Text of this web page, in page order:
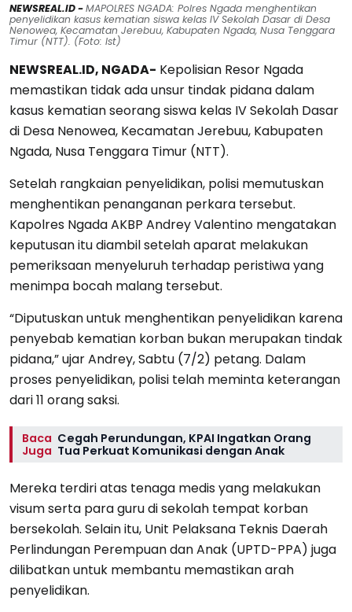
NEWSREAL.ID -MAPOLRES NGADA: Polres Ngada menghentikan
penyelidikan kasus kematian siswa kelas IV Sekolah Dasar di Desa
Nenowea, Kecamatan Jerebuu, Kabupaten Ngada, Nusa Tenggara
Timur (NTT). (Foto: Ist)
NEWSREAL.ID, NGADA- Kepolisian Resor Ngada
memastikan tidak ada unsur tindak pidana dalam
kasus kematian seorang siswa kelas IV Sekolah Dasar
di Desa Nenowea, Kecamatan Jerebuu, Kabupaten
Ngada, Nusa Tenggara Timur (NTT).
Setelah rangkaian penyelidikan, polisi memutuskan
menghentikan penanganan perkara tersebut.
Kapolres Ngada AKBP Andrey Valentino mengatakan
keputusan itu diambil setelah aparat melakukan
pemeriksaan menyeluruh terhadap peristiwa yang
menimpa bocah malang tersebut.
“Diputuskan untuk menghentikan penyelidikan karena
penyebab kematian korban bukan merupakan tindak
pidana,” ujar Andrey, Sabtu (7/2) petang. Dalam
proses penyelidikan, polisi telah meminta keterangan
dari 11 orang saksi.
Baca
Juga
Cegah Perundungan, KPAI Ingatkan Orang
Tua Perkuat Komunikasi dengan Anak
Mereka terdiri atas tenaga medis yang melakukan
visum serta para guru di sekolah tempat korban
bersekolah. Selain itu, Unit Pelaksana Teknis Daerah
Perlindungan Perempuan dan Anak (UPTD-PPA) juga
dilibatkan untuk membantu memastikan arah
penyelidikan.